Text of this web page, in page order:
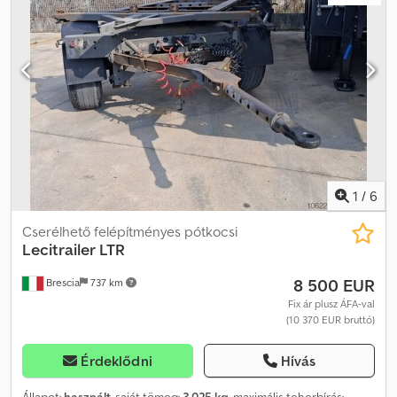
kg * NTZ – 8650 kg Djdpfozp A I Hsx Afaokr * GG – 11000 kg *
MINDEN ADAT A FENNTARTÁSOK FIZETÉSÉVEL * GÉPELÍRÁSI HIBA
ÉS AZ ELŐZETES ELADÁS JOGA FENNTARTVA * ÁR BRUTTÓ
1 / 6
Brescia 737 km
Cserélhető felépítményes pótkocsi
Lecitrailer LTR
8 500 EUR
Fix ár plusz ÁFA-val
(10 370 EUR bruttó)
Érdeklődni Hívás